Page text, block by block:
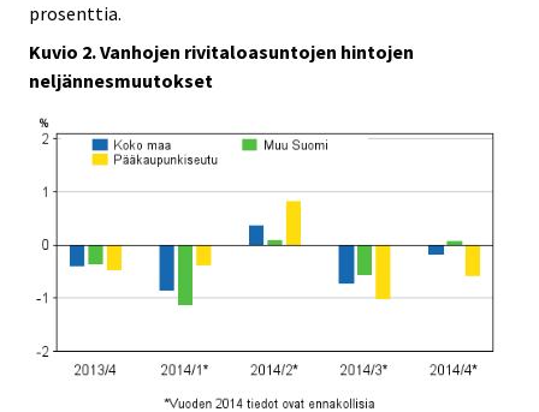
prosenttia.
Kuvio 2. Vanhojen rivitaloasuntojen hintojen
neljännesmuutokset